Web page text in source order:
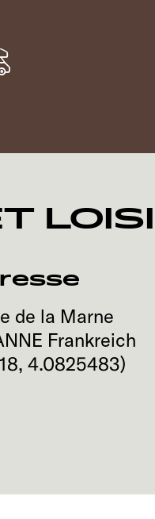
de la Marne
Frankreich
, 4.0825483)